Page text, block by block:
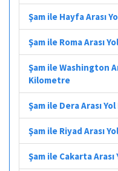
Şam ile Hayfa Arası
Şam ile Roma Arası
Şam ile Washington
Kilometre
Şam ile Dera Arası
Şam ile Riyad Arası
Şam ile Cakarta